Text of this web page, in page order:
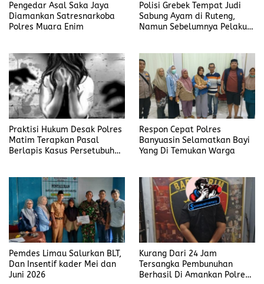
Pengedar Asal Saka Jaya
Diamankan Satresnarkoba
Polres Muara Enim
Polisi Grebek Tempat Judi
Sabung Ayam di Ruteng,
Namun Sebelumnya Pelaku
Praktisi Hukum Desak Polres
Matim Terapkan Pasal
Berlapis Kasus Persetubuhan
Respon Cepat Polres
Banyuasin Selamatkan Bayi
Yang Di Temukan Warga
Pemdes Limau Salurkan BLT,
Dan Insentif kader Mei dan
Juni 2026
Kurang Dari 24 Jam
Tersangka Pembunuhan
Berhasil Di Amankan Polres